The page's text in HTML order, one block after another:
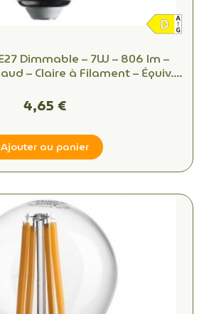
Dimmable – 7W – 806 lm –
– Claire à Filament – Équiv.
4,65 €
Ajouter au panier